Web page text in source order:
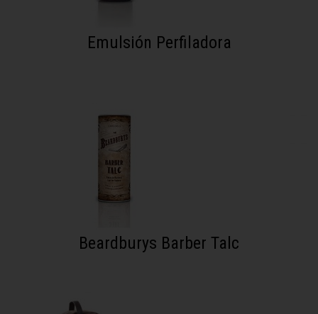
Emulsión Perfiladora
Beardburys Barber Talc